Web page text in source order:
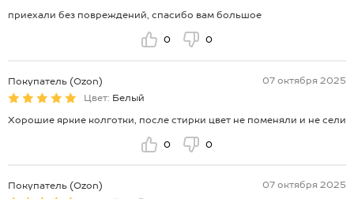
приехали без повреждений, спасибо вам большое
0 0
Покупатель (Ozon)
07 октября 2025
Цвет: Белый
Хорошие яркие колготки, после стирки цвет не поменяли и не сели
0 0
Покупатель (Ozon)
07 октября 2025